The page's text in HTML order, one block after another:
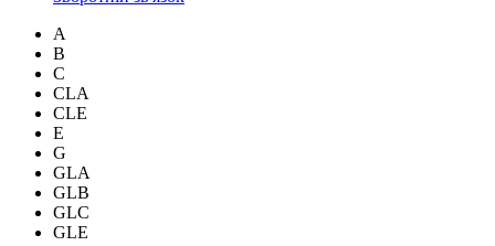
A
B
C
CLA
CLE
E
G
GLA
GLB
GLC
GLE